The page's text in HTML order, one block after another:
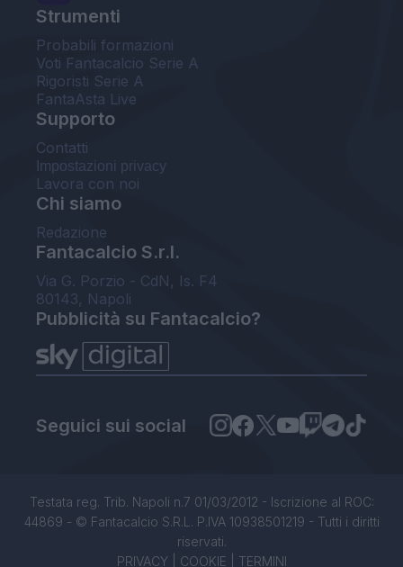
Strumenti
Probabili formazioni
Voti Fantacalcio Serie A
Rigoristi Serie A
FantaAsta Live
Supporto
Contatti
Impostazioni privacy
Lavora con noi
Chi siamo
Redazione
Fantacalcio S.r.l.
Via G. Porzio - CdN, Is. F4
80143, Napoli
Pubblicità su Fantacalcio?
Seguici sui social
Testata reg. Trib. Napoli n.7 01/03/2012 - Iscrizione al ROC:
44869 - © Fantacalcio S.R.L. P.IVA 10938501219 - Tutti i diritti
riservati.
PRIVACY| COOKIE TERMINI